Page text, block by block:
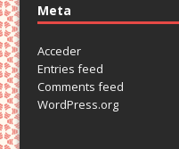
Meta
Acceder
Entries feed
Comments feed
WordPress.org